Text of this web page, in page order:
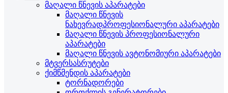
მაღალი წნევის აპარატები
მაღალი წნევის
ნახევრადპროფესიონალური აპარატები
მაღალი წნევის პროფესიონალური
აპარატები
მაღალი წნევის ავტონომიური აპარატები
მტვერსასრუტები
ქიმწმენდის აპარატები
ტორნადორები